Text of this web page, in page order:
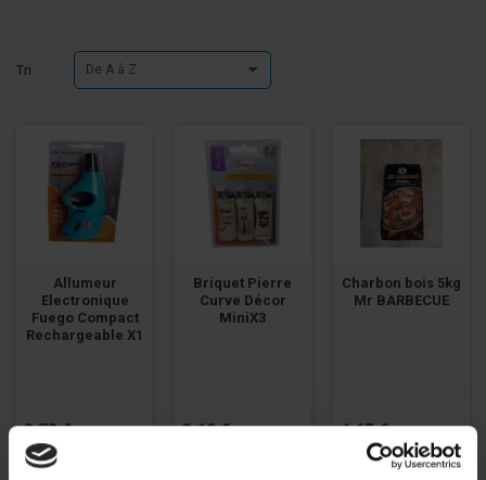
Tri De A à Z
Allumeur
Electronique
Fuego Compact
Rechargeable X1
3,73 €
76.12 € / kg
Briquet Pierre
Curve Décor
MiniX3
3,62 €
Charbon bois 5kg
Mr BARBECUE
6,65 €
1.33 € /